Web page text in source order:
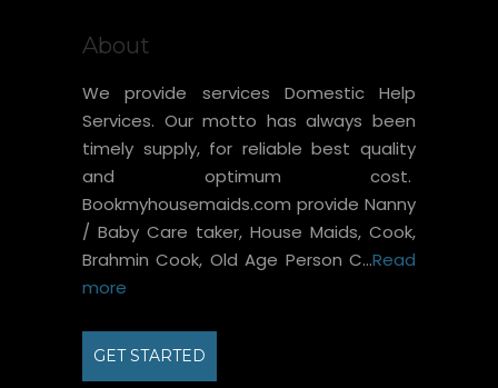
About
We provide services Domestic Help
Services. Our motto has always been
timely supply, for reliable best quality
and optimum cost.
Bookmyhousemaids.com provide Nanny
/ Baby Care taker, House Maids, Cook,
Brahmin Cook, Old Age Person C...Read
more
GET STARTED